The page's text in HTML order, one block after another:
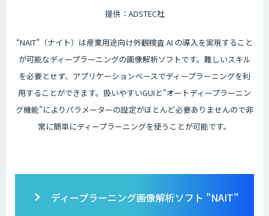
提供：ADSTEC社
“NAIT”（ナイト）は産業用途向け外観検査 AI の導入を実現すること
が可能なディープラーニングの画像解析ソフトです。難しいスキル
を必要とせず、アプリケーションベースでディープラーニングを利
用することができます。扱いやすいGUIと”オートディープラーニン
グ機能”によりパラメーターの設定がほとんど必要ありませんので非
常に簡単にディープラーニングを使うことが可能です。
ディープラーニング画像解析ソフト ”NAIT”